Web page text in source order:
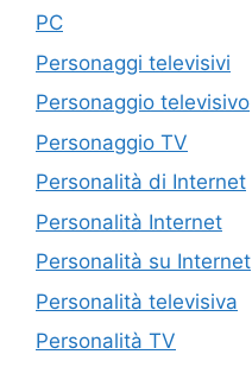
PC
Personaggi televisivi
Personaggio televisivo
Personaggio TV
Personalità di Internet
Personalità Internet
Personalità su Internet
Personalità televisiva
Personalità TV